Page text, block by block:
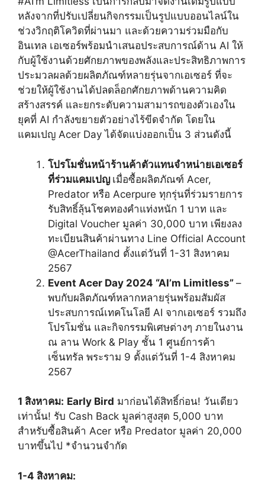
หลังจากที่ปรับเปลี่ยนกิจกรรมเป็นรูปแบบออนไลน์ใน
ช่วงวิกฤติโควิดที่ผ่านมา และด้วยความร่วมมือกับ
อินเทล เอเซอร์พร้อมนำเสนอประสบการณ์ด้าน AI ให้
กับผู้ใช้งานด้วยศักยภาพของพลังและประสิทธิภาพการ
ประมวลผลด้วยผลิตภัณฑ์หลายรุ่นจากเอเซอร์ ที่จะ
ช่วยให้ผู้ใช้งานได้ปลดล็อกศักยภาพด้านความคิด
สร้างสรรค์ และยกระดับความสามารถของตัวเองใน
ยุคที่ AI กำลังขยายตัวอย่างไร้ขีดจำกัด โดยใน
แคมเปญ Acer Day ได้จัดแบ่งออกเป็น 3 ส่วนดังนี้
โปรโมชั่นหน้าร้านค้าตัวแทนจำหน่ายเอเซอร์
ที่ร่วมแคมเปญ เมื่อซื้อผลิตภัณฑ์ Acer,
Predator หรือ Acerpure ทุกรุ่นที่ร่วมรายการ
รับสิทธิ์ลุ้นโชคทองคำแท่งหนัก 1 บาท และ
Digital Voucher มูลค่า 30,000 บาท เพียงลง
ทะเบียนสินค้าผ่านทาง Line Official Account
@AcerThailand ตั้งแต่วันที่ 1-31 สิงหาคม
2567
Event Acer Day 2024 “AI’m Limitless” –
พบกับผลิตภัณฑ์หลากหลายรุ่นพร้อมสัมผัส
ประสบการณ์เทคโนโลยี AI จากเอเซอร์ รวมถึง
โปรโมชั่น และกิจกรรมพิเศษต่างๆ ภายในงาน
ณ ลาน Work & Play ชั้น 1 ศูนย์การค้า
เซ็นทรัล พระราม 9 ตั้งแต่วันที่ 1-4 สิงหาคม
2567
1 สิงหาคม: Early Bird มาก่อนได้สิทธิ์ก่อน! วันเดียว
เท่านั้น! รับ Cash Back มูลค่าสูงสุด 5,000 บาท
สำหรับซื้อสินค้า Acer หรือ Predator มูลค่า 20,000
บาทขึ้นไป *จำนวนจำกัด
1-4 สิงหาคม: